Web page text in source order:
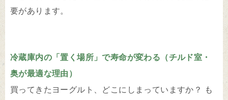
要があります。
冷蔵庫内の「置く場所」で寿命が変わる（チルド室・
奥が最適な理由）
買ってきたヨーグルト、どこにしまっていますか？ も